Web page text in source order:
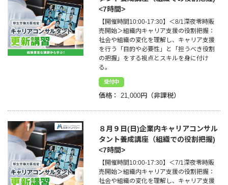
ご利用ガイド
個人のお客様
閉じる
<7時間>
【開催時間10:00-17:30】＜8/1深夜零時販
売開始＞組織内キャリア支援の役割把握：
社会や組織の変化を理解し、キャリア支援
を行う「目的や必要性」と「担うべき役割
の把握」をする視点とスキルを身に付け
る。
受付中
価格： 21,000円
８月９日(日)企業内キャリアコンサル
タント養成講座（組織での役割把握)
<7時間>
【開催時間10:00-17:30】＜7/1深夜零時販
売開始＞組織内キャリア支援の役割把握：
社会や組織の変化を理解し、キャリア支援